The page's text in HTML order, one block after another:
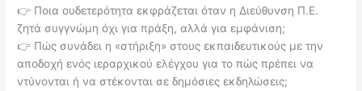
👉 Ποια ουδετερότητα εκφράζεται όταν η Διεύθυνση Π.Ε.
ζητά συγγνώμη όχι για πράξη, αλλά για εμφάνιση;
👉 Πώς συνάδει η «στήριξη» στους εκπαιδευτικούς με την
αποδοχή ενός ιεραρχικού ελέγχου για το πώς πρέπει να
ντύνονται ή να στέκονται σε δημόσιες εκδηλώσεις;